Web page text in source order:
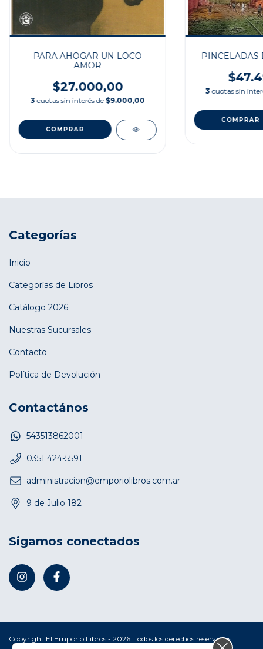
PARA AHOGAR UN LOCO
AMOR
$27.000,00
3 cuotas sin interés de $9.000,00
PINCELADAS
3 cuotas sin
Categorías
Inicio
Categorías de Libros
Catálogo 2026
Nuestras Sucursales
Contacto
Política de Devolución
Contactános
543513862001
0351 424-5591
administracion@emporiolibros.com.ar
9 de Julio 182
Sigamos conectados
Copyright El Emporio Libros - 2026. Todos los derechos reservados.